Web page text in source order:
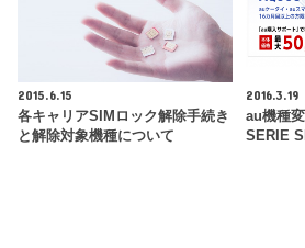
2015.6.15
各キャリアSIMロック解除手続き
と解除対象機種について
2016.3.19
au機種
SERIE